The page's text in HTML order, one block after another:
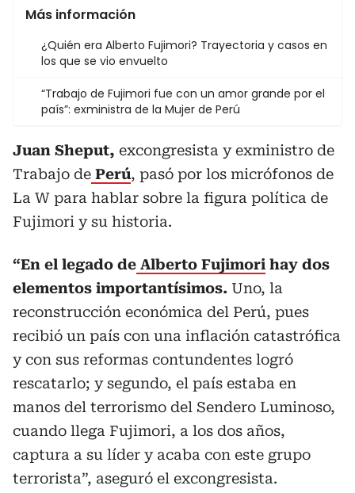
Más información
¿Quién era Alberto Fujimori? Trayectoria y casos en
los que se vio envuelto
“Trabajo de Fujimori fue con un amor grande por el
país”: exministra de la Mujer de Perú
Juan Sheput, excongresista y exministro de
Trabajo de Perú, pasó por los micrófonos de
La W para hablar sobre la figura política de
Fujimori y su historia.
“En el legado de Alberto Fujimori hay dos
elementos importantísimos. Uno, la
reconstrucción económica del Perú, pues
recibió un país con una inflación catastrófica
y con sus reformas contundentes logró
rescatarlo; y segundo, el país estaba en
manos del terrorismo del Sendero Luminoso,
cuando llega Fujimori, a los dos años,
captura a su líder y acaba con este grupo
terrorista”, aseguró el excongresista.